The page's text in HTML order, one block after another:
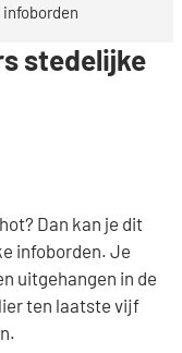
stedelijke
Dan kan je dit
infoborden. Je
uitgehangen in de
ten laatste vijf